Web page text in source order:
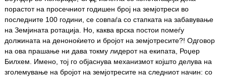
порастот на просечниот годишен број на земјотреси во
последните 100 години, се совпаѓа со стапката на забавување
на Земјината ротација. Но, каква врска постои помеѓу
должината на деноноќието и бројот на земјотресите?! Одговор
на ова прашање ни дава токму лидерот на екипата, Роџер
Билхем. Имено, тој го објаснува механизмот којшто делува на
зголемување на бројот на земјотресите на следниот начин: со